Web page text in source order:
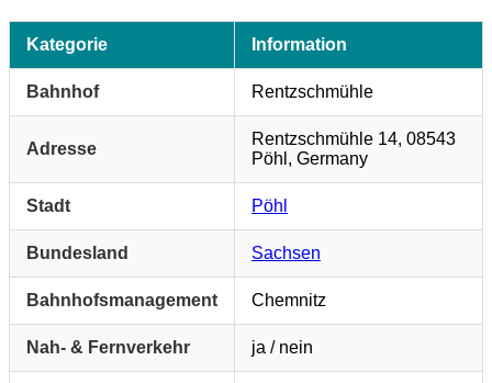
Kategorie Information
Bahnhof Rentzschmühle
Adresse
Rentzschmühle 14, 08543
Pöhl, Germany
Stadt Pöhl
Bundesland Sachsen
Bahnhofsmanagement Chemnitz
Nah- & Fernverkehr ja / nein